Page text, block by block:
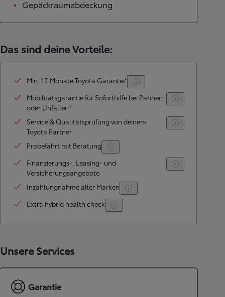
Gepäckraumabdeckung
Das sind deine Vorteile:
Min. 12 Monate Toyota Garantie*
Mobilitätsgarantie für Soforthilfe bei Pannen
oder Unfällen*
Service & Qualitätsprüfung von deinem
Toyota Partner
Probefahrt mit Beratung
Finanzierungs-, Leasing- und
Versicherungsangebote
Inzahlungnahme aller Marken
Extra hybrid health check
Unsere Services
Garantie